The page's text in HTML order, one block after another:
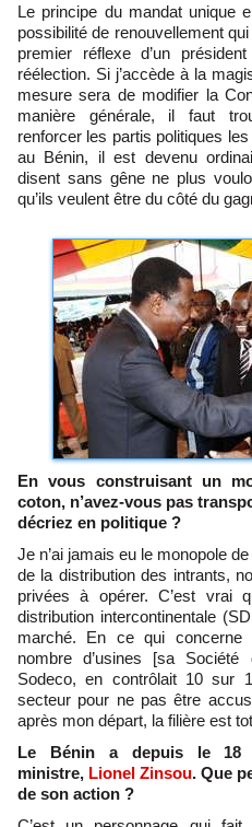
Le principe du mandat unique
possibilité de renouvellement
premier réflexe d’un
réélection. Si j’accède à la
mesure sera de modifier la
manière générale, il faut
renforcer les partis politiques
au Bénin, il est devenu
disent sans gêne ne plus
qu’ils veulent être du côté du
En vous construisant un monopole dans l’industrie du
coton, n’avez-vous pas
décriez en politique ?
Je n’ai jamais eu le monopole
de la distribution des intrants,
privées à opérer. C’est vrai
distribution intercontinentale
marché. En ce qui concerne
nombre d’usines [sa
Sodeco, en contrôlait 10 sur
secteur pour ne pas être
après mon départ, la filière est
Le Bénin a depuis le 18
ministre, Lionel Zinsou. Que
de son action ?